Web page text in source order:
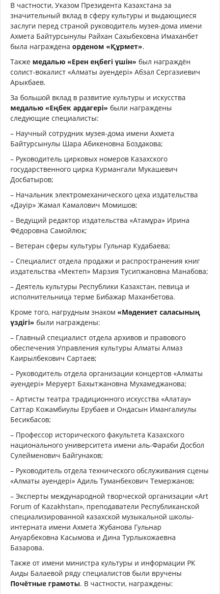
В частности, Указом Президента Казахстана за
значительный вклад в сферу культуры и выдающиеся
заслуги перед страной руководитель музея-дома имени
Ахмета Байтурсынулы Райхан Сахыбековна Имаханбет
была награждена орденом «Құрмет».
Также медалью «Ерен еңбегі үшін» был награждён
солист-вокалист «Алматы әуендері» Абзал Сергазиевич
Арыкбаев.
За большой вклад в развитие культуры и искусства
медалью «Еңбек ардагері» были награждены
следующие специалисты:
– Научный сотрудник музея-дома имени Ахмета
Байтурсынулы Шара Абикеновна Боздакова;
– Руководитель цирковых номеров Казахского
государственного цирка Курмангали Мукашевич
Досбатыров;
– Начальник электромеханического цеха издательства
«Дәуір» Жамал Камалович Момишов;
– Ведущий редактор издательства «Атамұра» Ирина
Фёдоровна Самойлюк;
– Ветеран сферы культуры Гульнар Кудабаева;
– Специалист отдела продажи и распространения книг
издательства «Мектеп» Марзия Тусипжановна Манабова;
– Деятель культуры Республики Казахстан, певица и
исполнительница терме Бибажар Маханбетова.
Кроме того, нагрудным знаком «Мәдениет саласының
үздігі» были награждены:
– Главный специалист отдела архивов и правового
обеспечения Управления культуры Алматы Алмаз
Каирылбекович Сартаев;
– Руководитель отдела организации концертов «Алматы
әуендері» Меруерт Бахытжановна Мухамеджанова;
– Артисты театра традиционного искусства «Алатау»
Саттар Кожамбиулы Ерубаев и Ондасын Имангалиулы
Бесикбасов;
– Профессор исторического факультета Казахского
национального университета имени аль-Фараби Досбол
Сулейменович Байгунаков;
– Руководитель отдела технического обслуживания сцены
«Алматы әуендері» Адиль Туманбекович Темержанов;
– Эксперты международной творческой организации «Art
Forum of Kazakhstan», преподаватели Республиканской
специализированной казахской музыкальной школы-
интерната имени Ахмета Жубанова Гульнар
Ануарбековна Касымова и Дина Турлыкожаевна
Базарова.
Также от имени министра культуры и информации РК
Аиды Балаевой ряду специалистов были вручены
Почётные грамоты. В частности, награждены: